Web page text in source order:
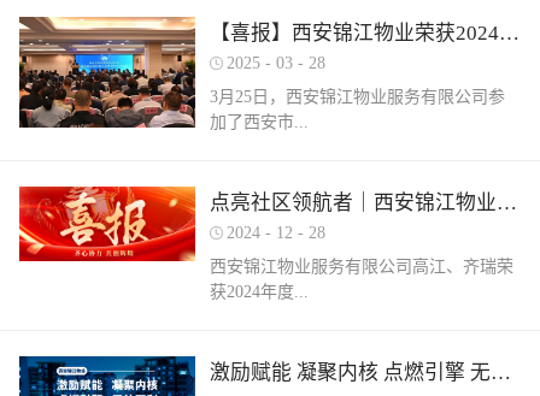
市住房和城乡建设局指导、市物业管理行
业协会主办，是全市物业管理行业一年一
度规格最高、水平最强、影响最广的职业
技能盛会。本次竞赛，共有来自全市60余
家物业企业的1300余名物业从业人员参
梦长安 精技赋能未来”，全面夯实行业人
才基础。参赛环节西安锦江物业作为西安
织并参与协会各项赛事，均取得傲人的成
绩。今年为了锻炼队伍，搭建更广阔的成
下的重要知识点串讲和一轮轮的复习备
业主做好夏季安全防范工作。风险在于防
范，平安才是幸福！西安锦江物业提醒
夏季高温，引发火灾事故占比较高，空
调、冰箱、电风扇等大功率电器的使用频
中要通风、散热，防止温度过高引发火
灾。空调、电风扇等电器设备不宜长时间
使用，离人时应及时关闭电源。电动车应
在室外专用充电桩充电，不得在室内、走
充电，切勿长时间充电，勿飞线充电。汽
车内严禁放置打火机、罐装喷剂、香水、
【喜报】西安锦江物业荣获2024年度优秀单位、全市技能竞赛优秀个人及优秀组织单位多项荣誉
2025 - 03 - 28
3月25日，西安锦江物业服务有限公司参
加了西安市...
物业管理行业协会组织召开的第三届会员
（代表）大会第四次全体会议暨物业高质
员单位及“安居物业杯”西安市物业管理行
业职业技能竞赛优秀个人及优秀组织单位
获“全市技能竞赛优秀组织奖”西安锦江物
点亮社区领航者｜西安锦江物业高江、齐瑞获得“优秀项目经理”荣誉称号
2024 - 12 - 28
西安锦江物业服务有限公司高江、齐瑞荣
获2024年度...
陕西省物业管理协会“优秀项目经理”称 激励赋能 凝聚内核 点燃引擎 无往不利